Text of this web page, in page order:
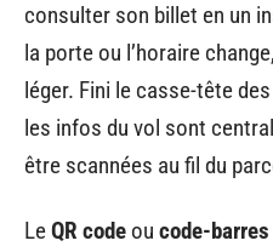
consulter son billet en un
la porte ou l’horaire
léger. Fini le casse-tête
les infos du vol sont
être scannées au fil du
LeQR code ou code-barres